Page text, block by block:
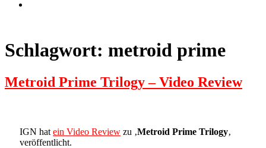
Schlagwort: metroid prime
Metroid Prime Trilogy – Video Review
IGN hat ein Video Review zu ‚Metroid Prime Trilogy‚
veröffentlicht.